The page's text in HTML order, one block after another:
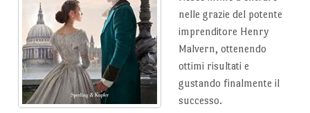
nelle grazie del potente
imprenditore Henry
Malvern, ottenendo
ottimi risultati e
gustando finalmente il
successo.